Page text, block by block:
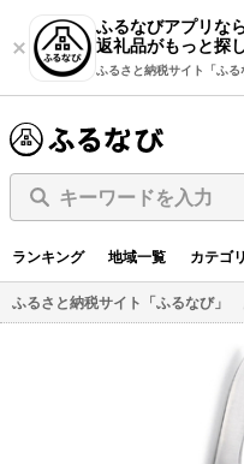
ふるなびアプリな
返礼品がもっと探
ふるさと納税サイト「ふる
キーワードを入力
ランキング 地域一覧 カテゴリ
ふるさと納税サイト「ふるなび」